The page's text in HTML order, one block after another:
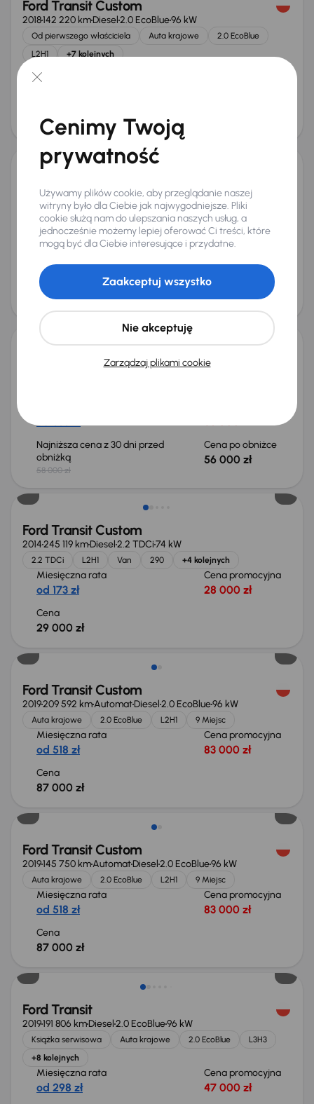
Ford Transit Custom
2018142 220 kmDiesel2.0 EcoBlue96 kW
Od pierwszego właściciela Auta krajowe
2.0 EcoBlue
L2H1
+7 kolejnych
od 345 zł
58 000 zł
Możliwość odliczenia VAT
2021160 579 kmDiesel2.0 EcoBlue136 kW
Od pierwszego właściciela Auta krajowe
2.0 EcoBlue
L2H1
+2 kolejnych
Miesięczna rata
od 476 zł
Cena promocyjna
76 000 zł
Cena
80 000 zł
Taniej o 2 000 zł
Ford Transit Custom
od 333 zł
Najniższa cena z 30 dni przed
obniżką
58 000 zł
Cena po obniżce
56 000 zł
Możliwość odliczenia VAT
Ford Transit Custom
2014245 119 kmDiesel2.2 TDCi74 kW
2.2 TDCi L2H1 Van 290 +4 kolejnych
Miesięczna rata
od 173 zł
Cena promocyjna
28 000 zł
Cena
29 000 zł
Ford Transit Custom
2019209 592 kmAutomatDiesel2.0 EcoBlue96 kW
Auta krajowe 2.0 EcoBlue L2H1 9 Miejsc
Miesięczna rata
od 518 zł
Cena promocyjna
83 000 zł
Cena
87 000 zł
Ford Transit Custom
2019145 750 kmAutomatDiesel2.0 EcoBlue96 kW
Auta krajowe 2.0 EcoBlue L2H1 9 Miejsc
Miesięczna rata
od 518 zł
Cena promocyjna
83 000 zł
Cena
87 000 zł
Świeżo skupione
Ford Transit
2019191 806 kmDiesel2.0 EcoBlue96 kW
Książka serwisowa Auta krajowe 2.0 EcoBlue
L3H3
+8 kolejnych
Miesięczna rata
od 298 zł
Cena promocyjna
47 000 zł
Cenimy Twoją
prywatność
Używamy plików cookie, aby przeglądanie naszej
witryny było dla Ciebie jak najwygodniejsze. Pliki
cookie służą nam do ulepszania naszych usług, a
jednocześnie możemy lepiej oferować Ci treści, które
mogą być dla Ciebie interesujące i przydatne.
Zarządzaj plikami cookie
Nie akceptuję
Zaakceptuj wszystko